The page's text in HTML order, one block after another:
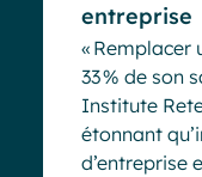
entreprise
« Remplacer
33 % de son
Institute
étonnant
d’entreprise